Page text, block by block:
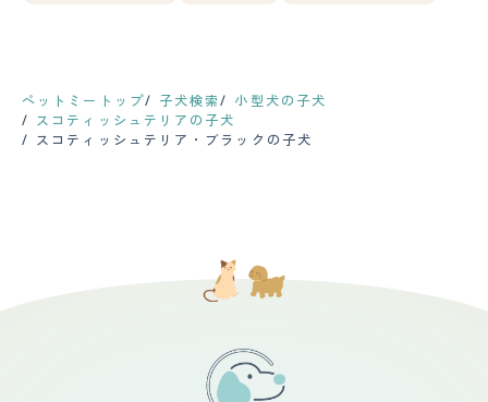
ペットミートップ 子犬検索
小型犬の子犬
スコティッシュテリアの子犬
スコティッシュテリア・ブラックの子犬